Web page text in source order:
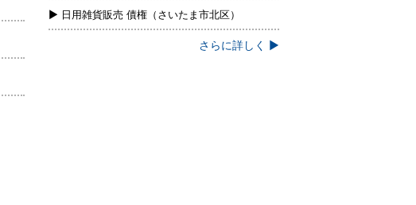
▶ 日用雑貨販売 債権（さいたま市北区）
さらに詳しく ▶